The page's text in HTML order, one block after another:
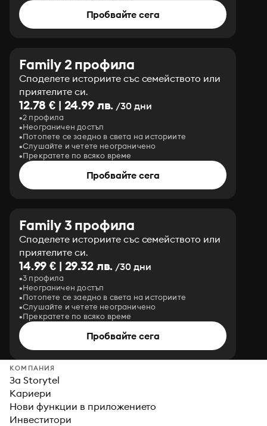
Пробвайте сега
Family 2 профила
Споделете историите със семейството или
приятелите си.
12.78 € | 24.99 лв. /30 дни
2 профила
Неограничен достъп
Потопете се заедно в света на историите
Слушайте и четете неограничено
Прекратете по всяко време
Пробвайте сега
Family 3 профила
Споделете историите със семейството или
приятелите си.
14.99 € | 29.32 лв. /30 дни
3 профила
Неограничен достъп
Потопете се заедно в света на историите
Слушайте и четете неограничено
Прекратете по всяко време
Пробвайте сега
КОМПАНИЯ
За Storytel
Кариери
Нови функции в приложението
Инвеститори